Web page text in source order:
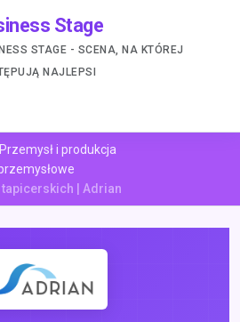
Stage
STAGE - SCENA, NA KTÓREJ
NAJLEPSI
Przemysł i produkcja
tapicerskich | Adrian